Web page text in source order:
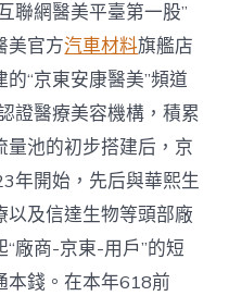
聯網醫美平臺第一股”
美官方汽車材料旗艦店
“京東安康醫美”頻道
證醫療美容機構，積累
量池的初步搭建后，京
年開始，先后與華熙生
及信達生物等頭部廠
廠商-京東-用戶”的短
本錢。在本年618前